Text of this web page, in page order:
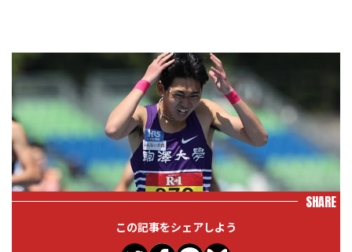
SHARE
この記事をシェアしよう